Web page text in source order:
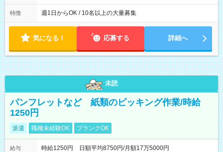
社後、就業可能シフトをご確認の上、申請してください。
特徴 週1日からOK / 10名以上の大量募集
気になる！ 応募する 詳細へ
未読
パンフレットなど 紙類のピッキング作業/時給
1250円
派遣 職種未経験OK ブランクOK
給与
時給1250円 日額平均8750円/月額17万5000円